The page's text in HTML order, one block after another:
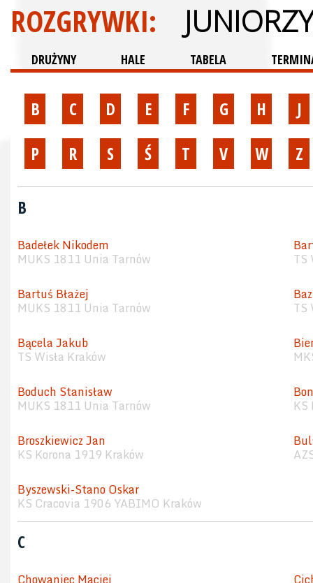
ROZGRYWKI:
DRUŻYNY HALE TABELA
B C D E F G H
J
P
R S Ś T V W Z
B
Badełek Nikodem
MUKS 1811 Unia Tarnów
TS
Bartuś Błażej
MUKS 1811 Unia Tarnów
TS
Bącela Jakub
TS Wisła Kraków
Boduch Stanisław
MUKS 1811 Unia Tarnów
Broszkiewicz Jan
KS Korona 1919 Kraków
Byszewski-Stano Oskar
KS Cracovia 1906 YABIMO Kraków
C